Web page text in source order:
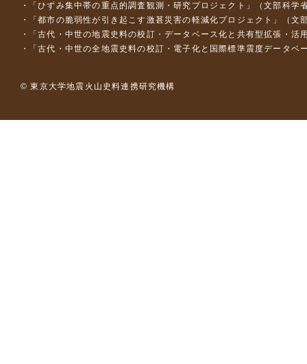
「ひずみ集中帯の重点的調査観測・研究プロジェクト」（文部科
「都市の脆弱性が引き起こす激甚災害の軽減化プロジェクト」（
「古代・中世の地震史料の校訂・データベース化と共有型拡張・
「古代・中世の全地震史料の校訂・電子化と国際標準震度データ
© 東京大学地震火山史料連携研究機構